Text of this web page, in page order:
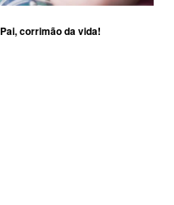
Pai, corrimão da vida!